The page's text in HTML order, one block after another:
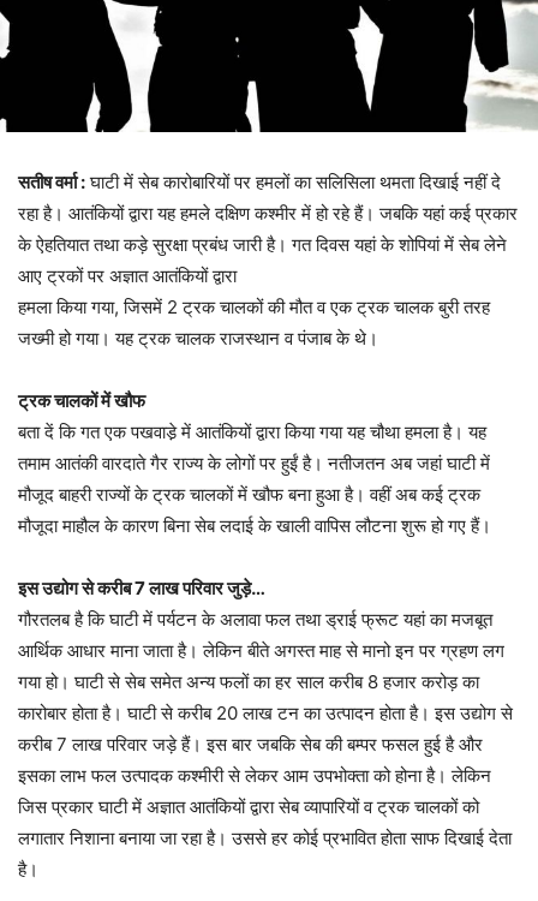
सतीष वर्मा :घाटी में सेब कारोबारियों पर हमलों का सलिसिला थमता दिखाई नहीं दे
रहा है। आतंकियों द्वारा यह हमले दक्षिण कश्मीर में हो रहे हैं। जबकि यहां कई प्रकार
के ऐहतियात तथा कड़े सुरक्षा प्रबंध जारी है। गत दिवस यहां के शोपियां में सेब लेने
आए ट्रकों पर अज्ञात आतंकियों द्वारा
हमला किया गया, जिसमें 2 ट्रक चालकों की मौत व एक ट्रक चालक बुरी तरह
जख्मी हो गया। यह ट्रक चालक राजस्थान व पंजाब के थे।
ट्रक चालकों में खौफ
बता दें कि गत एक पखवाडे़ में आतंकियों द्वारा किया गया यह चौथा हमला है। यह
तमाम आतंकी वारदाते गैर राज्य के लोगों पर हुईं है। नतीजतन अब जहां घाटी में
मौजूद बाहरी राज्यों के ट्रक चालकों में खौफ बना हुआ है। वहीं अब कई ट्रक
मौजूदा माहौल के कारण बिना सेब लदाई के खाली वापिस लौटना शुरू हो गए हैं।
इस उद्योग से करीब 7 लाख परिवार जुड़े…
गौरतलब है कि घाटी में पर्यटन के अलावा फल तथा ड्राई फ्रूट यहां का मजबूत
आर्थिक आधार माना जाता है। लेकिन बीते अगस्त माह से मानो इन पर ग्रहण लग
गया हो। घाटी से सेब समेत अन्य फलों का हर साल करीब 8 हजार करोड़ का
कारोबार होता है। घाटी से करीब 20 लाख टन का उत्पादन होता है। इस उद्योग से
करीब 7 लाख परिवार जड़े हैं। इस बार जबकि सेब की बम्पर फसल हुई है और
इसका लाभ फल उत्पादक कश्मीरी से लेकर आम उपभोक्ता को होना है। लेकिन
जिस प्रकार घाटी में अज्ञात आतंकियों द्वारा सेब व्यापारियों व ट्रक चालकों को
लगातार निशाना बनाया जा रहा है। उससे हर कोई प्रभावित होता साफ दिखाई देता
है।